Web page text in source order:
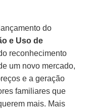
do
e Uso de
reconhecimento
um novo mercado,
e a geração
familiares que
mais. Mais